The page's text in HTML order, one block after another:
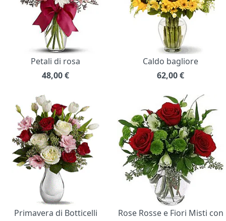
Petali di rosa
48,00€
Caldo bagliore
62,00€
Primavera di Botticelli
Rose Rosse e Fiori Misti con